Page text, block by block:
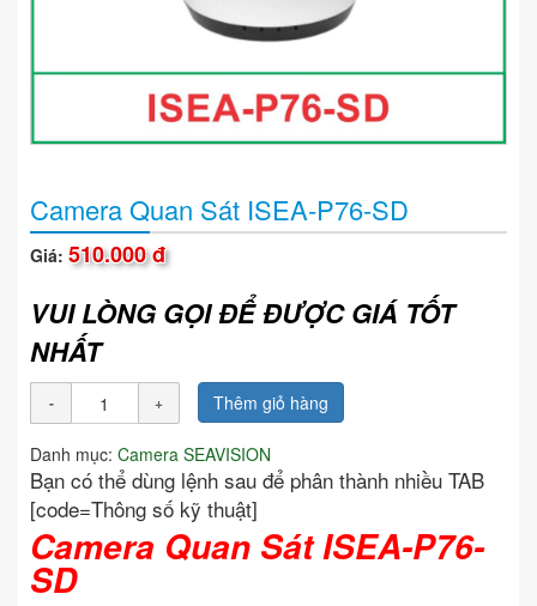
Camera Quan Sát ISEA-P76-SD
Giá: 510.000 đ
VUI LÒNG GỌI ĐỂ ĐƯỢC GIÁ TỐT
NHẤT
Thêm giỏ hàng
Danh mục: Camera SEAVISION
Bạn có thể dùng lệnh sau để phân thành nhiều TAB
[code=Thông số kỹ thuật]
Camera Quan Sát ISEA-P76-
SD